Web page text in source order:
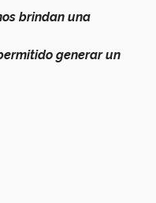
brindan una
generar un